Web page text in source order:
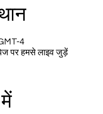
4
पर हमसे लाइव जुड़ें